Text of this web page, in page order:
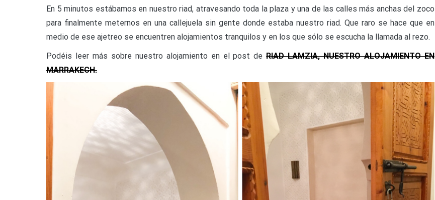
En 5 minutos estábamos en nuestro riad, atravesando toda la plaza y una de las calles más anchas del zoco
para finalmente meternos en una callejuela sin gente donde estaba nuestro riad. Que raro se hace que en
medio de ese ajetreo se encuentren alojamientos tranquilos y en los que sólo se escucha la llamada al rezo.
Podéis leer más sobre nuestro alojamiento en el post deRIAD LAMZIA, NUESTRO ALOJAMIENTO EN
MARRAKECH.